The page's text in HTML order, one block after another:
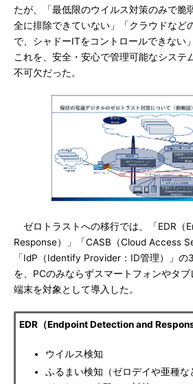
たが、「最低限のウイルス対策のみで脆
全に排除できていない」「クラウドなど
で、シャドーITをコントロールできない
これを、安全・安心で管理可能なシステ
不可欠だった。
ゼロトラストへの移行では、「EDR（
Response）」「CASB（Cloud Access
「IdP（Identify Provider：ID管理）」の
を、PCのみならずスマートフォンやタ
端末を対象として導入した。
EDR（Endpoint Detection and
ウイルス検知
ふるまい検知（ゼロデイや亜種